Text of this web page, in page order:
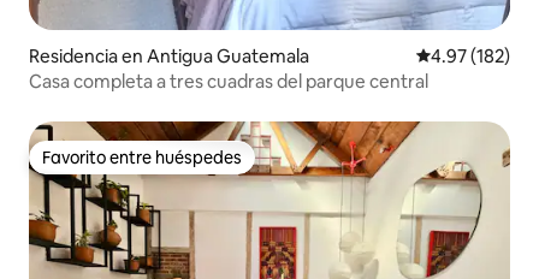
Residencia en Antigua Guatemala Calificación
4.97 (182)
Casa completa a tres cuadras del parque central
Favorito entre huéspedes
Favorito entre huéspedes